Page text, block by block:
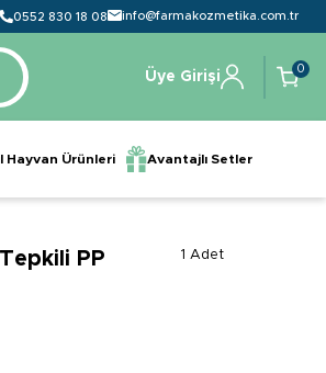
0552 830 18 08 info@farmakozmetika.com.tr
Üye Girişi
0
Hayvan Ürünleri Avantajlı Setler
1 Adet
PP